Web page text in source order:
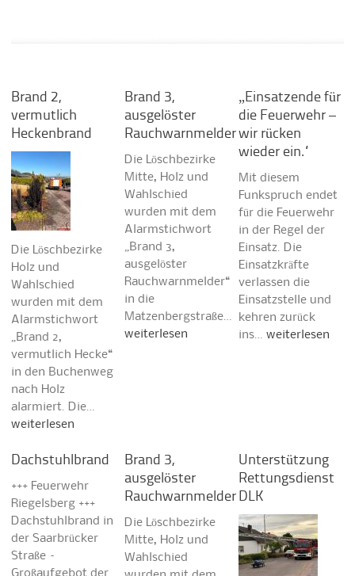
Brand 2,
vermutlich
Heckenbrand
Die Löschbezirke
Holz und
Wahlschied
wurden mit dem
Alarmstichwort
„Brand 2,
vermutlich Hecke“
in den Buchenweg
nach Holz
alarmiert. Die…
weiterlesen
Brand 3,
ausgelöster
Rauchwarnmelder
Die Löschbezirke
Mitte, Holz und
Wahlschied
wurden mit dem
Alarmstichwort
„Brand 3,
ausgelöster
Rauchwarnmelder“
in die
Matzenbergstraße…
weiterlesen
„Einsatzende für
die Feuerwehr –
wir rücken
wieder ein.“
Mit diesem
Funkspruch endet
für die Feuerwehr
in der Regel der
Einsatz. Die
Einsatzkräfte
verlassen die
Einsatzstelle und
kehren zurück
ins… weiterlesen
Dachstuhlbrand
+++ Feuerwehr
Riegelsberg +++
Dachstuhlbrand in
der Saarbrücker
Straße –
Brand 3,
ausgelöster
Rauchwarnmelder
Die Löschbezirke
Mitte, Holz und
Wahlschied
Unterstützung
Rettungsdienst
DLK